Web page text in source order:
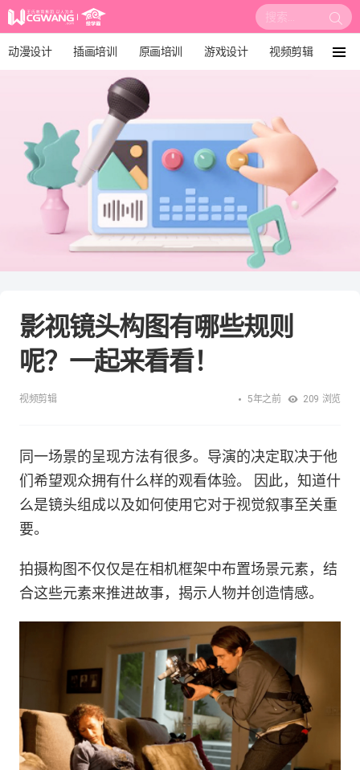
搜
索:
动漫设计 插画培训 原画培训 游戏设计 视频剪辑
3D建模
漫画设计 绘画教程 板绘培训
影视镜头构图有哪些规则
呢？一起来看看！
视频剪辑 5年之前 209 浏览
同一场景的呈现方法有很多。导演的决定取决于他
们希望观众拥有什么样的观看体验。 因此，知道什
么是镜头组成以及如何使用它对于视觉叙事至关重
要。
拍摄构图不仅仅是在相机框架中布置场景元素，结
合这些元素来推进故事，揭示人物并创造情感。